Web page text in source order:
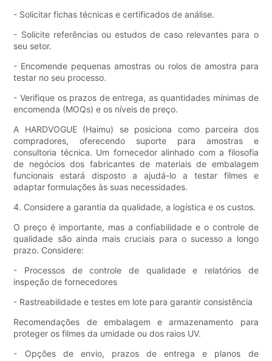
- Solicitar fichas técnicas e certificados de análise.
- Solicite referências ou estudos de caso relevantes para o
seu setor.
- Encomende pequenas amostras ou rolos de amostra para
testar no seu processo.
- Verifique os prazos de entrega, as quantidades mínimas de
encomenda (MOQs) e os níveis de preço.
A HARDVOGUE (Haimu) se posiciona como parceira dos
compradores, oferecendo suporte para amostras e
consultoria técnica. Um fornecedor alinhado com a filosofia
de negócios dos fabricantes de materiais de embalagem
funcionais estará disposto a ajudá-lo a testar filmes e
adaptar formulações às suas necessidades.
4. Considere a garantia da qualidade, a logística e os custos.
O preço é importante, mas a confiabilidade e o controle de
qualidade são ainda mais cruciais para o sucesso a longo
prazo. Considere:
- Processos de controle de qualidade e relatórios de
inspeção de fornecedores
- Rastreabilidade e testes em lote para garantir consistência
Recomendações de embalagem e armazenamento para
proteger os filmes da umidade ou dos raios UV.
- Opções de envio, prazos de entrega e planos de